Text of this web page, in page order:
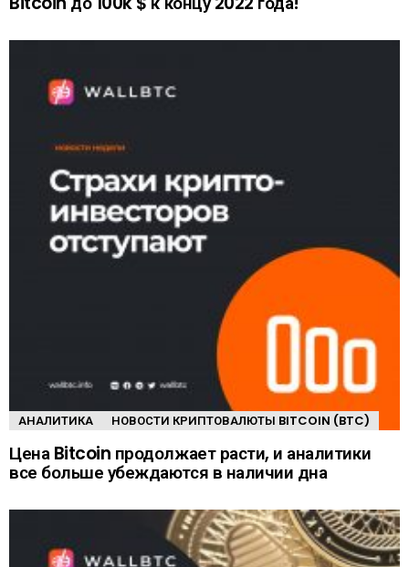
АНАЛИТИКА НОВОСТИ КРИПТОВАЛЮТЫ BITCOIN (BTC)
Цена Bitcoin продолжает расти, и аналитики
все больше убеждаются в наличии дна